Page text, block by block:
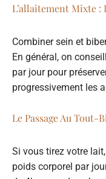
L’allaitement Mixte :
Combiner sein et
En général, on
par jour pour
progressivement les
Le Passage Au Tout-
Si vous tirez votre
poids corporel par